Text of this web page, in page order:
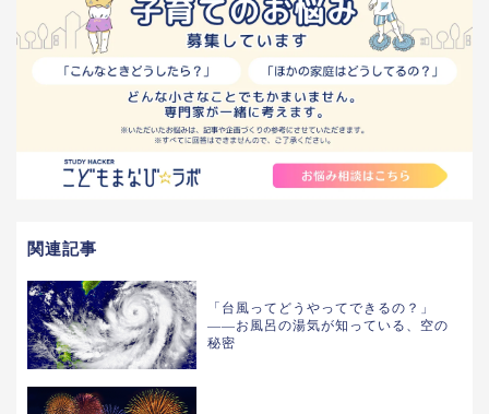
関連記事
「台風ってどうやってできるの？」
——お風呂の湯気が知っている、空の
秘密